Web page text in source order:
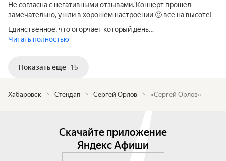
Не согласна с негативными отзывами. Концерт прошел
замечательно, ушли в хорошем настроении 🙂 все на высоте!
Единственное, что огорчает который день…
Читать полностью
Показать ещё 15
Хабаровск Стендап Сергей Орлов «Сергей Орлов»
Скачайте приложение
Яндекс Афиши